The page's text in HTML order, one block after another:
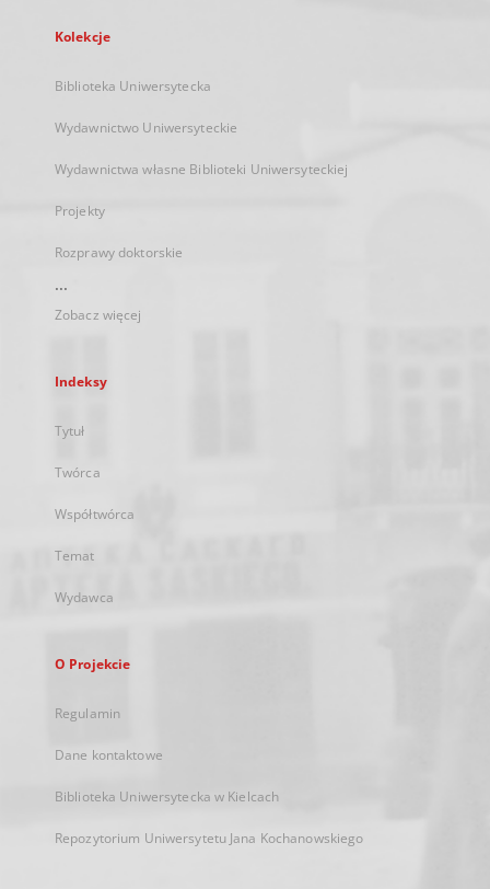
Kolekcje
Biblioteka Uniwersytecka
Wydawnictwo Uniwersyteckie
Wydawnictwa własne Biblioteki Uniwersyteckiej
Projekty
Rozprawy doktorskie
...
Zobacz więcej
Indeksy
Tytuł
Twórca
Współtwórca
Temat
Wydawca
O Projekcie
Regulamin
Dane kontaktowe
Biblioteka Uniwersytecka w Kielcach
Repozytorium Uniwersytetu Jana Kochanowskiego